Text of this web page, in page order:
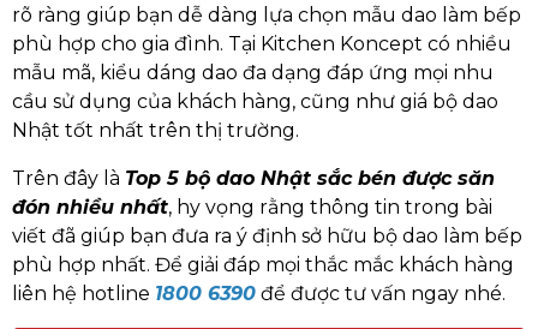
rõ ràng giúp bạn dễ dàng lựa chọn mẫu dao làm bếp
phù hợp cho gia đình. Tại Kitchen Koncept có nhiều
mẫu mã, kiểu dáng dao đa dạng đáp ứng mọi nhu
cầu sử dụng của khách hàng, cũng như giá bộ dao
Nhật tốt nhất trên thị trường.
Trên đây là Top 5 bộ dao Nhật sắc bén được săn
đón nhiều nhất, hy vọng rằng thông tin trong bài
viết đã giúp bạn đưa ra ý định sở hữu bộ dao làm bếp
phù hợp nhất. Để giải đáp mọi thắc mắc khách hàng
liên hệ hotline 1800 6390 để được tư vấn ngay nhé.